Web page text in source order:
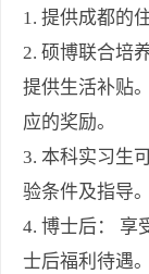
1. 提供成都的
2. 硕博联合培
提供生活补贴
应的奖励。
3. 本科实习生
验条件及指导。
4. 博士后： 享
士后福利待遇。